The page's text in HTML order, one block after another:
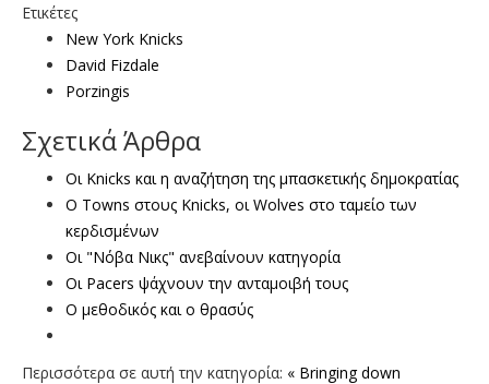
Ετικέτες
New York Knicks
David Fizdale
Porzingis
Σχετικά Άρθρα
Οι Knicks και η αναζήτηση της μπασκετικής δημοκρατίας
Ο Towns στους Κnicks, οι Wolves στο ταμείο των
κερδισμένων
Οι "Νόβα Νικς" ανεβαίνουν κατηγορία
Οι Pacers ψάχνουν την ανταμοιβή τους
Ο μεθοδικός και ο θρασύς
Περισσότερα σε αυτή την κατηγορία: « Bringing down